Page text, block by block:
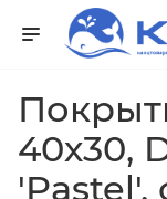
40х30,
'Pastel',